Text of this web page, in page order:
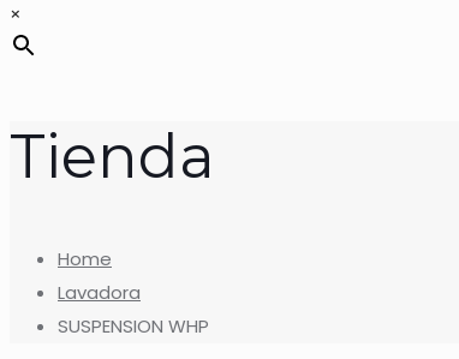
×
Tienda
Home
Lavadora
SUSPENSION WHP